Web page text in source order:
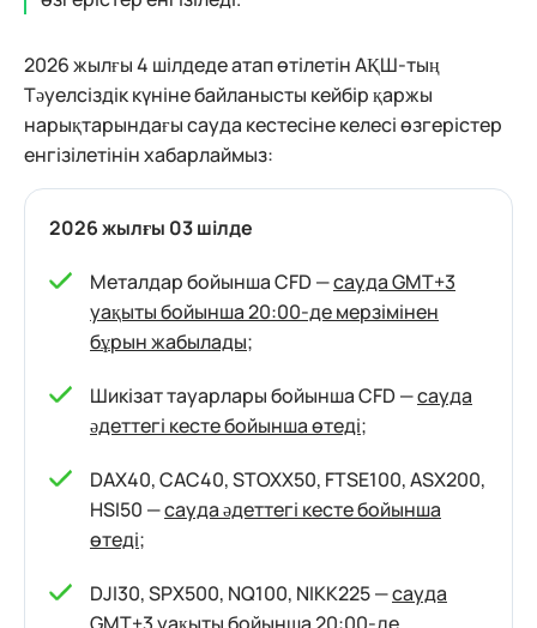
2026 жылғы 4 шілдеде атап өтілетін АҚШ-тың
Тәуелсіздік күніне байланысты кейбір қаржы
нарықтарындағы сауда кестесіне келесі өзгерістер
енгізілетінін хабарлаймыз:
2026 жылғы 03 шілде
Металдар бойынша CFD —сауда GMT+3
уақыты бойынша 20:00-де мерзімінен
бұрын жабылады;
Шикізат тауарлары бойынша CFD —сауда
әдеттегі кесте бойынша өтеді;
DAX40, CAC40, STOXX50, FTSE100, ASX200,
HSI50 —сауда әдеттегі кесте бойынша
өтеді;
DJI30, SPX500, NQ100, NIKK225 —сауда